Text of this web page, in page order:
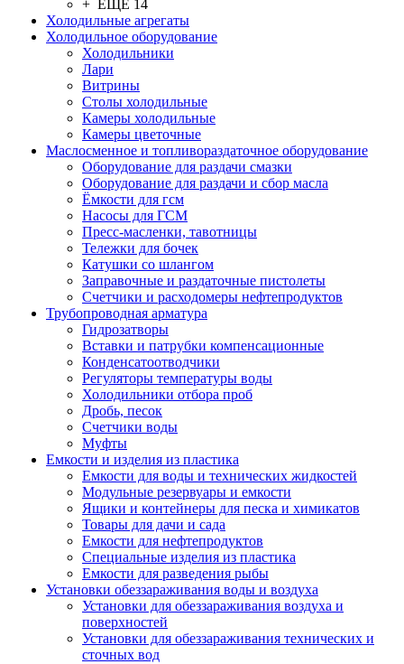
+ ЕЩЕ 14
Холодильные агрегаты
Холодильное оборудование
Холодильники
Лари
Витрины
Столы холодильные
Камеры холодильные
Камеры цветочные
Маслосменное и топливораздаточное оборудование
Оборудование для раздачи смазки
Оборудование для раздачи и сбор масла
Ёмкости для гсм
Насосы для ГСМ
Пресс-масленки, тавотницы
Тележки для бочек
Катушки со шлангом
Заправочные и раздаточные пистолеты
Счетчики и расходомеры нефтепродуктов
Трубопроводная арматура
Гидрозатворы
Вставки и патрубки компенсационные
Конденсатоотводчики
Регуляторы температуры воды
Холодильники отбора проб
Дробь, песок
Счетчики воды
Муфты
Емкости и изделия из пластика
Емкости для воды и технических жидкостей
Модульные резервуары и емкости
Ящики и контейнеры для песка и химикатов
Товары для дачи и сада
Емкости для нефтепродуктов
Специальные изделия из пластика
Емкости для разведения рыбы
Установки обеззараживания воды и воздуха
Установки для обеззараживания воздуха и
поверхностей
Установки для обеззараживания технических и
сточных вод